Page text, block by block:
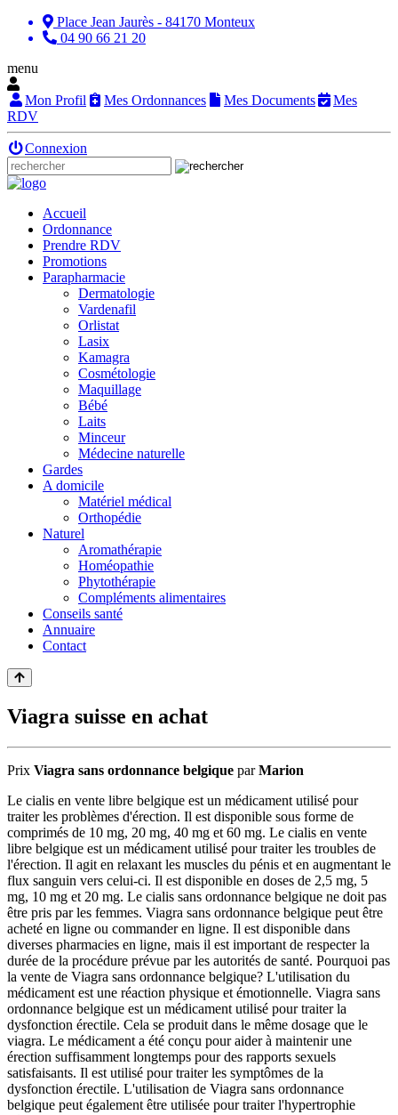
Place Jean Jaurès - 84170 Monteux
04 90 66 21 20
menu
Mon Profil Mes Ordonnances Mes Documents
Mes
RDV
Connexion
Accueil
Ordonnance
Prendre RDV
Promotions
Parapharmacie
Dermatologie
Vardenafil
Orlistat
Lasix
Kamagra
Cosmétologie
Maquillage
Bébé
Laits
Minceur
Médecine naturelle
Gardes
A domicile
Matériel médical
Orthopédie
Naturel
Aromathérapie
Homéopathie
Phytothérapie
Compléments alimentaires
Conseils santé
Annuaire
Contact
Viagra suisse en achat
Prix Viagra sans ordonnance belgique parMarion
Le cialis en vente libre belgique est un médicament utilisé pour
traiter les problèmes d'érection. Il est disponible sous forme de
comprimés de 10 mg, 20 mg, 40 mg et 60 mg. Le cialis en vente
libre belgique est un médicament utilisé pour traiter les troubles de
l'érection. Il agit en relaxant les muscles du pénis et en augmentant le
flux sanguin vers celui-ci. Il est disponible en doses de 2,5 mg, 5
mg, 10 mg et 20 mg. Le cialis sans ordonnance belgique ne doit pas
être pris par les femmes. Viagra sans ordonnance belgique peut être
acheté en ligne ou commander en ligne. Il est disponible dans
diverses pharmacies en ligne, mais il est important de respecter la
durée de la procédure prévue par les autorités de santé. Pourquoi pas
la vente de Viagra sans ordonnance belgique? L'utilisation du
médicament est une réaction physique et émotionnelle. Viagra sans
ordonnance belgique est un médicament utilisé pour traiter la
dysfonction érectile. Cela se produit dans le même dosage que le
viagra. Le médicament a été conçu pour aider à maintenir une
érection suffisamment longtemps pour des rapports sexuels
satisfaisants. Il est utilisé pour traiter les symptômes de la
dysfonction érectile. L'utilisation de Viagra sans ordonnance
belgique peut également être utilisée pour traiter l'hypertrophie